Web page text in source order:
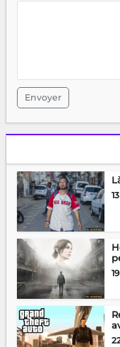
Envoyer